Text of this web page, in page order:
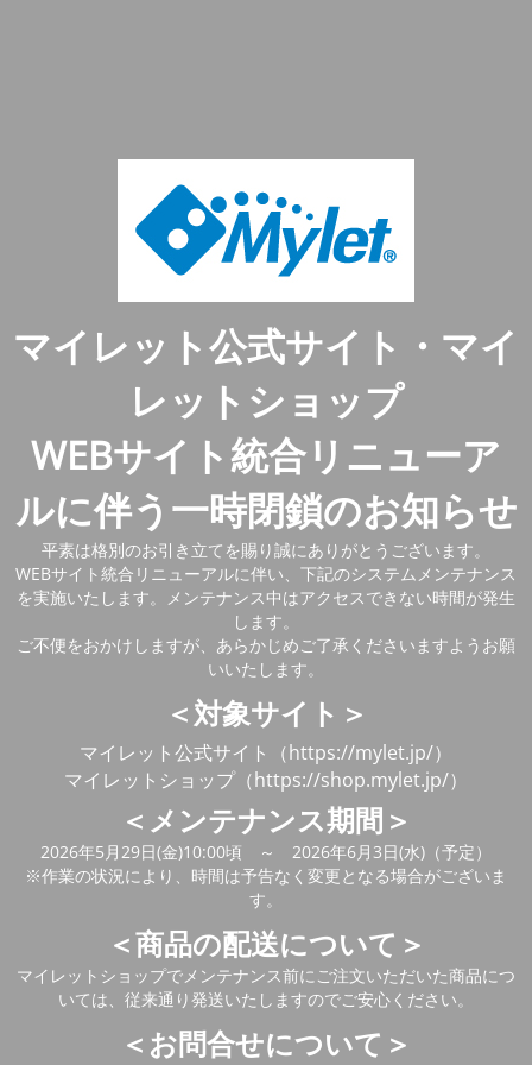
マイレット公式サイト・マイ
レットショップ
WEBサイト統合リニューア
ルに伴う一時閉鎖のお知らせ
平素は格別のお引き立てを賜り誠にありがとうございます。
WEBサイト統合リニューアルに伴い、下記のシステムメンテナンス
を実施いたします。メンテナンス中はアクセスできない時間が発生
します。
ご不便をおかけしますが、あらかじめご了承くださいますようお願
いいたします。
＜対象サイト＞
マイレット公式サイト（https://mylet.jp/）
マイレットショップ（https://shop.mylet.jp/）
＜メンテナンス期間＞
2026年5月29日(金)10:00頃 ～ 2026年6月3日(水)（予定）
※作業の状況により、時間は予告なく変更となる場合がございま
す。
＜商品の配送について＞
マイレットショップでメンテナンス前にご注文いただいた商品につ
いては、従来通り発送いたしますのでご安心ください。
＜お問合せについて＞